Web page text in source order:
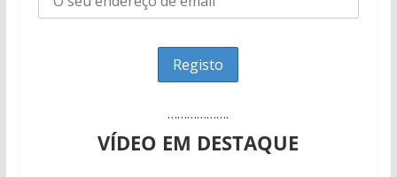
……………….
VÍDEO EM DESTAQUE